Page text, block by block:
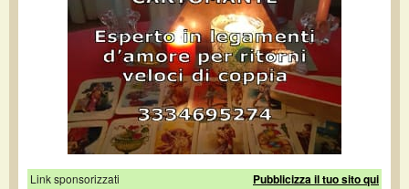
Link sponsorizzati Pubblicizza il tuo sito qui